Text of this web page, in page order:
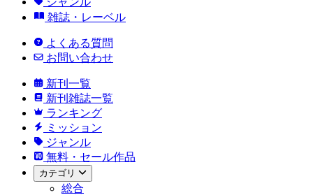
雑誌・レーベル
よくある質問
お問い合わせ
新刊一覧
新刊雑誌一覧
ランキング
ミッション
ジャンル
無料・セール作品
カテゴリ
総合